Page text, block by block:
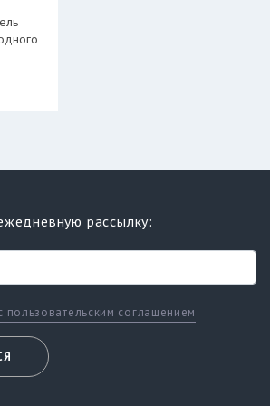
рассылку:
пользовательским соглашением